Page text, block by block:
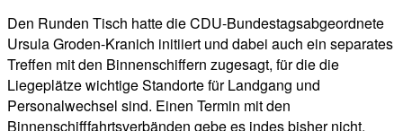
Den Runden Tisch hatte die CDU-Bundestagsabgeordnete
Ursula Groden-Kranich initiiert und dabei auch ein separates
Treffen mit den Binnenschiffern zugesagt, für die die
Liegeplätze wichtige Standorte für Landgang und
Personalwechsel sind. Einen Termin mit den
Binnenschifffahrtsverbänden gebe es indes bisher nicht,